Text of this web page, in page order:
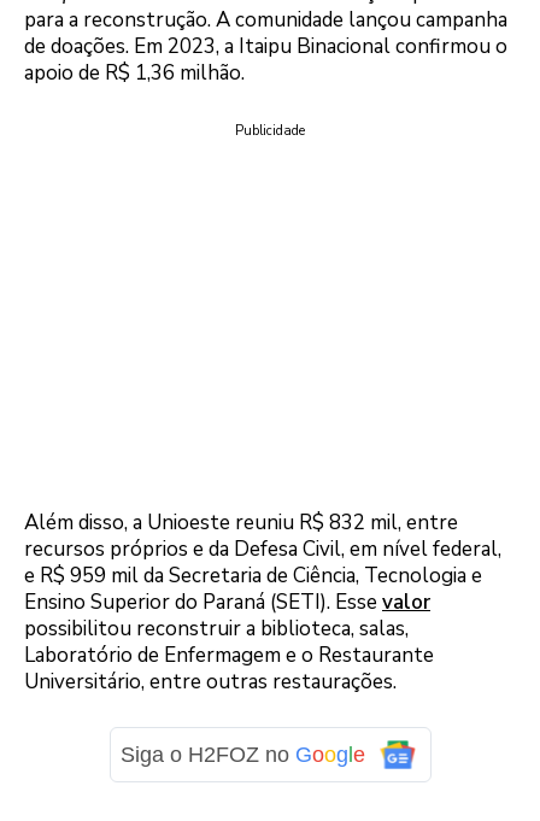
para a reconstrução. A comunidade lançou campanha
de doações. Em 2023, a Itaipu Binacional confirmou o
apoio de R$ 1,36 milhão.
Publicidade
Além disso, a Unioeste reuniu R$ 832 mil, entre
recursos próprios e da Defesa Civil, em nível federal,
e R$ 959 mil da Secretaria de Ciência, Tecnologia e
Ensino Superior do Paraná (SETI). Esse valor
possibilitou reconstruir a biblioteca, salas,
Laboratório de Enfermagem e o Restaurante
Universitário, entre outras restaurações.
Siga o H2FOZ no Google